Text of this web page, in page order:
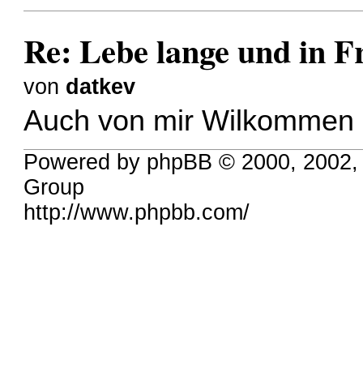
Re: Lebe lange und in
von datkev
Auch von mir
Powered by phpBB © 2000,
Group
http://www.phpbb.com/